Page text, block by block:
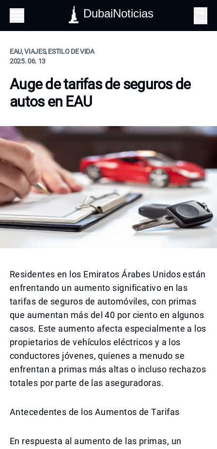
DubaiNoticias
EAU, VIAJES, ESTILO DE VIDA
2025. 06. 13
Auge de tarifas de seguros de
autos en EAU
Residentes en los Emiratos Árabes Unidos están
enfrentando un aumento significativo en las
tarifas de seguros de automóviles, con primas
que aumentan más del 40 por ciento en algunos
casos. Este aumento afecta especialmente a los
propietarios de vehículos eléctricos y a los
conductores jóvenes, quienes a menudo se
enfrentan a primas más altas o incluso rechazos
totales por parte de las aseguradoras.
Antecedentes de los Aumentos de Tarifas
En respuesta al aumento de las primas, un